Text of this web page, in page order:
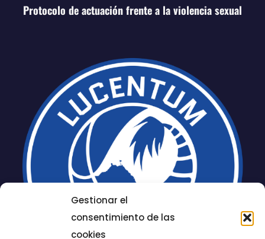
Gestionar el
consentimiento de las
cookies
Protocolo de actuación frente a la violencia sexual